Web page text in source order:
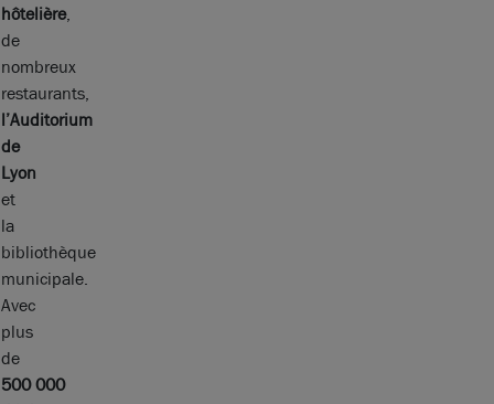
hôtelière,
de
nombreux
restaurants,
l’Auditorium
de
Lyon
et
la
bibliothèque
municipale.
Avec
plus
de
500 000